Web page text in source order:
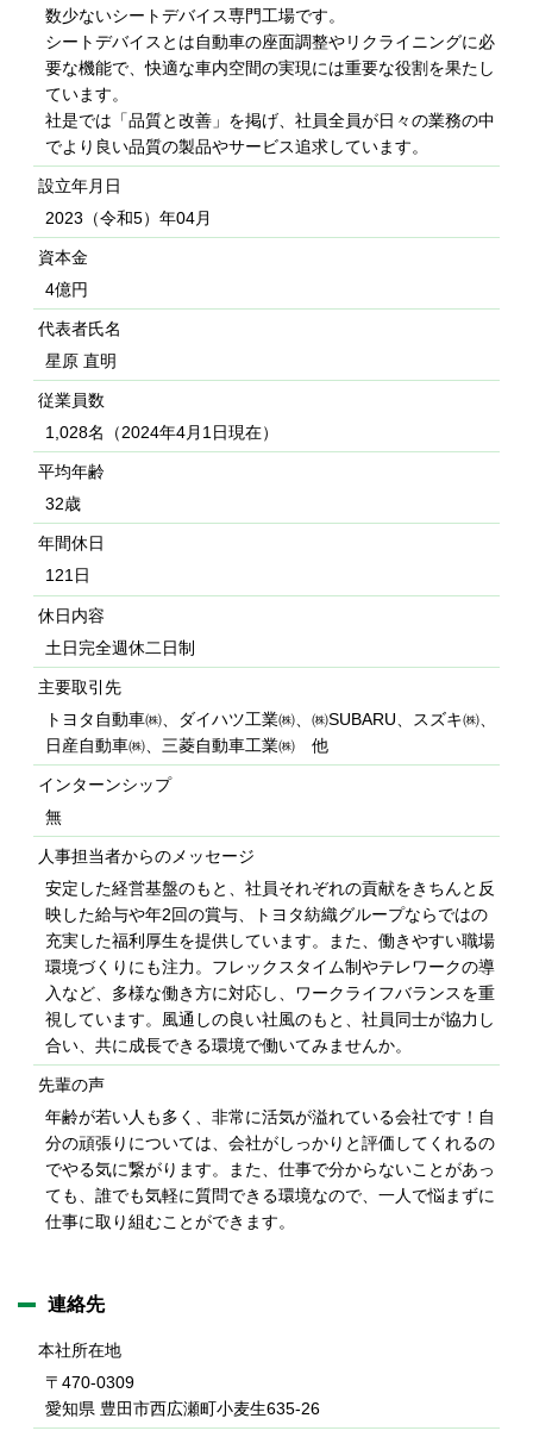
数少ないシートデバイス専門工場です。
シートデバイスとは自動車の座面調整やリクライニングに必
要な機能で、快適な車内空間の実現には重要な役割を果たし
ています。
社是では「品質と改善」を掲げ、社員全員が日々の業務の中
でより良い品質の製品やサービス追求しています。
設立年月日
2023（令和5）年04月
資本金
4億円
代表者氏名
星原 直明
従業員数
1,028名（2024年4月1日現在）
平均年齢
32歳
年間休日
121日
休日内容
土日完全週休二日制
主要取引先
トヨタ自動車㈱、ダイハツ工業㈱、㈱SUBARU、スズキ㈱、
日産自動車㈱、三菱自動車工業㈱ 他
インターンシップ
無
人事担当者からのメッセージ
安定した経営基盤のもと、社員それぞれの貢献をきちんと反
映した給与や年2回の賞与、トヨタ紡織グループならではの
充実した福利厚生を提供しています。また、働きやすい職場
環境づくりにも注力。フレックスタイム制やテレワークの導
入など、多様な働き方に対応し、ワークライフバランスを重
視しています。風通しの良い社風のもと、社員同士が協力し
合い、共に成長できる環境で働いてみませんか。
先輩の声
年齢が若い人も多く、非常に活気が溢れている会社です！自
分の頑張りについては、会社がしっかりと評価してくれるの
でやる気に繋がります。また、仕事で分からないことがあっ
ても、誰でも気軽に質問できる環境なので、一人で悩まずに
仕事に取り組むことができます。
連絡先
本社所在地
〒470-0309
愛知県 豊田市西広瀬町小麦生635-26